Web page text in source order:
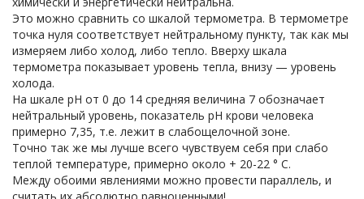
Это можно сравнить со шкалой термометра. В термометре
точка нуля соответствует нейтральному пункту, так как мы
измеряем либо холод, либо тепло. Вверху шкала
термометра показывает уровень тепла, внизу — уровень
холода.
На шкале рН от 0 до 14 средняя величина 7 обозначает
нейтральный уровень, показатель рН крови человека
примерно 7,35, т.е. лежит в слабощелочной зоне.
Точно так же мы лучше всего чувствуем себя при слабо
теплой температуре, примерно около + 20-22 ° С.
Между обоими явлениями можно провести параллель, и